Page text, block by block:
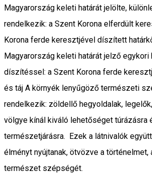
Magyarország keleti határát jelölte,
rendelkezik: a Szent Korona elferdült
Korona ferde keresztjével díszített
Magyarország keleti határát jelző egykori
díszítéssel: a Szent Korona ferde
és táj A környék lenyűgöző természeti
rendelkezik: zöldellő hegyoldalak,
völgye kínál kiváló lehetőséget túrázásra
természetjárásra. Ezek a látnivalók
élményt nyújtanak, ötvözve a történelmet,
természet szépségét.